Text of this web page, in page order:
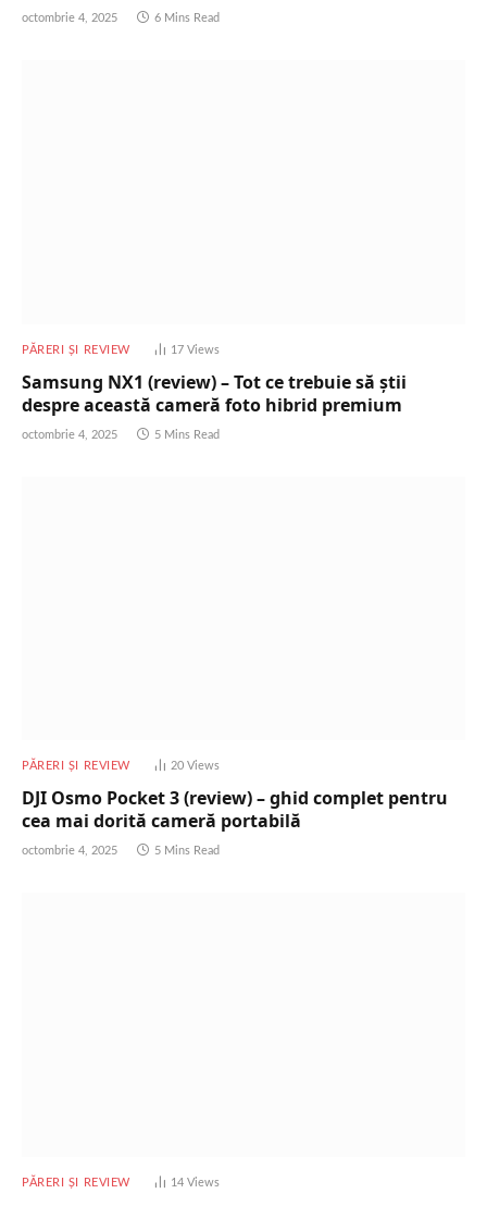
octombrie 4, 2025 6 Mins Read
PĂRERI ȘI REVIEW 17 Views
Samsung NX1 (review) – Tot ce trebuie să știi
despre această cameră foto hibrid premium
octombrie 4, 2025 5 Mins Read
PĂRERI ȘI REVIEW 20 Views
DJI Osmo Pocket 3 (review) – ghid complet pentru
cea mai dorită cameră portabilă
octombrie 4, 2025 5 Mins Read
PĂRERI ȘI REVIEW 14 Views